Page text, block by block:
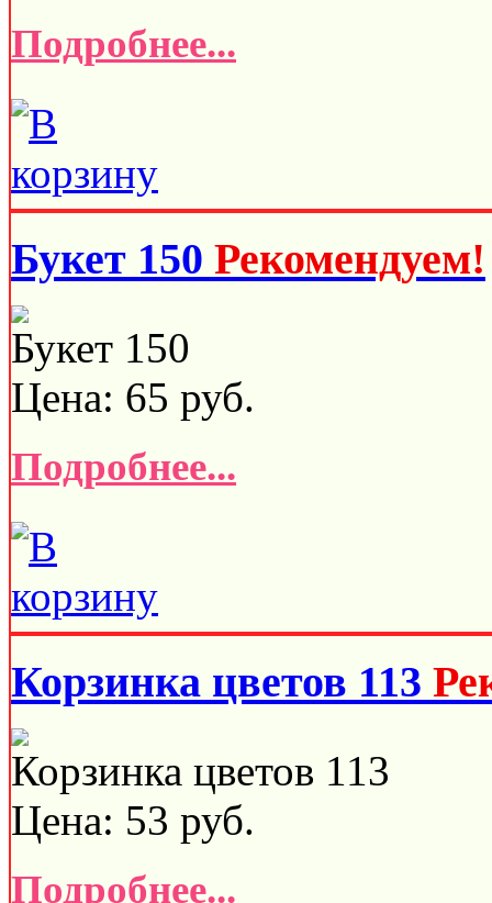
Подробнее...
Букет 150 Рекомендуем!
Букет 150
Цена: 65 руб.
Подробнее...
Корзинка цветов 113
Корзинка цветов 113
Цена: 53 руб.
Подробнее...